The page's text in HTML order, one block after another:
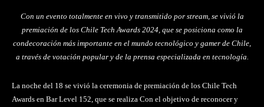
Con un evento totalmente en vivo y transmitido por stream, se vivió la
premiación de los Chile Tech Awards 2024, que se posiciona como la
condecoración más importante en el mundo tecnológico y gamer de Chile,
a través de votación popular y de la prensa especializada en tecnología.
La noche del 18 se vivió la ceremonia de premiación de los Chile Tech
Awards en Bar Level 152, que se realiza Con el objetivo de reconocer y